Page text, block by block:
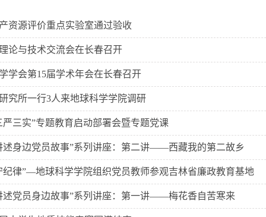
资源评价重点实验室通过验收
论与技术交流会在长春召开
学会第15届学术年会在长春召开
究所一行3人来地球科学学院调研
三实”专题教育启动部署会暨专题党课
述身边党员故事”系列讲座：第二讲——西藏我的第二故乡
纪律”—地球科学学院组织党员教师参观吉林省廉政教育基地
述党员身边故事”系列讲座：第一讲——梅花香自苦寒来